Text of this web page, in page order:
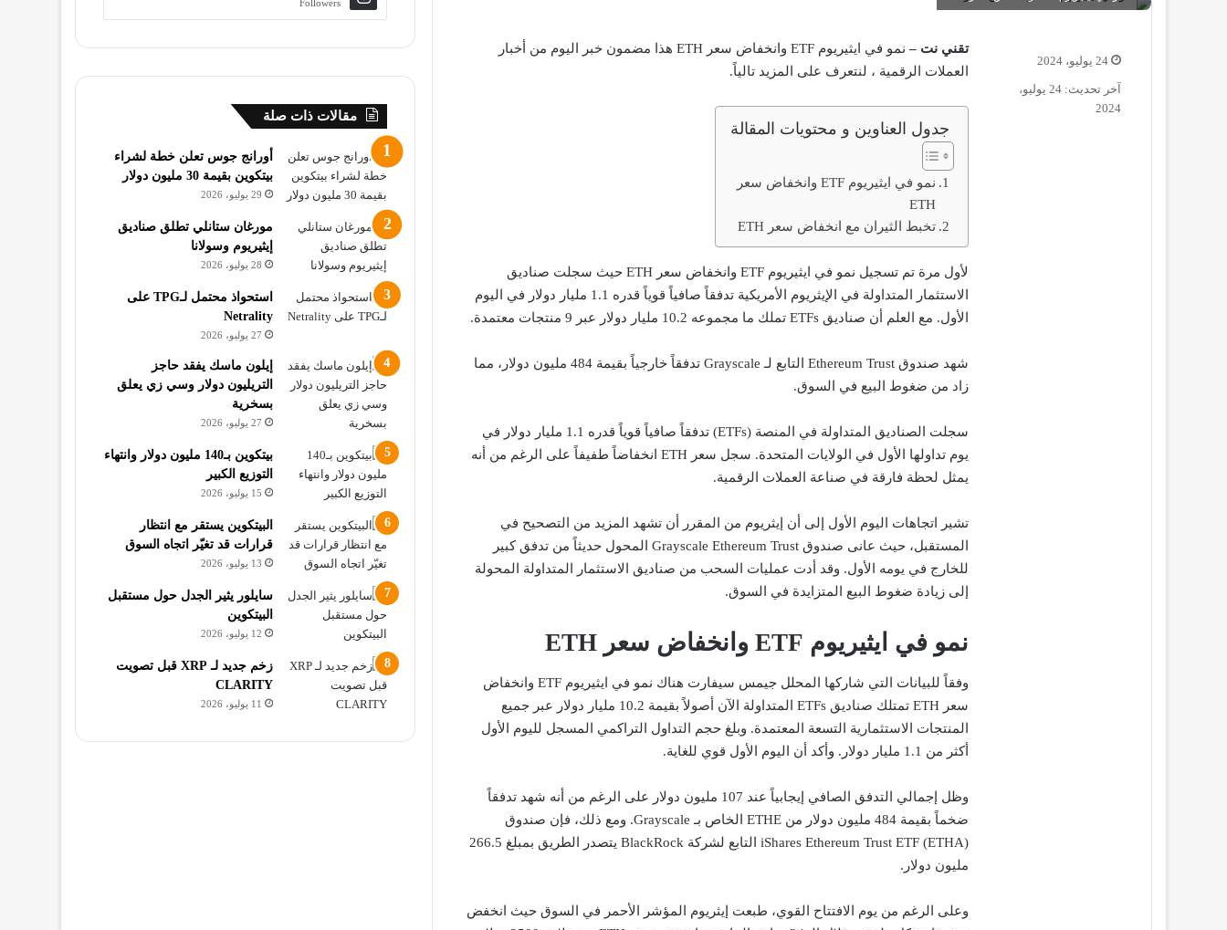
تقني نت –
نمو في ايثيريوم ETF وانخفاض ​​سعر ETH هذا مضمون خبر اليوم من أخبار
العملات الرقمية ، لنتعرف على المزيد تالياً.
جدول العناوين و محتويات المقالة
نمو في ايثيريوم ETF وانخفاض ​​سعر
ETH
تخبط الثيران مع انخفاض سعر ETH
لأول مرة تم تسجيل نمو في ايثيريوم ETF وانخفاض ​​سعر ETH حيث سجلت صناديق
الاستثمار المتداولة في الإيثريوم الأمريكية تدفقاً صافياً قوياً قدره 1.1 مليار دولار في اليوم
الأول. مع العلم أن صناديق ETFs تملك ما مجموعه 10.2 مليار دولار عبر 9 منتجات معتمدة.
شهد صندوق Ethereum Trust التابع لـ Grayscale تدفقاً خارجياً بقيمة 484 مليون دولار، مما
زاد من ضغوط البيع في السوق.
سجلت الصناديق المتداولة في المنصة (ETFs) تدفقاً صافياً قوياً قدره 1.1 مليار دولار في
يوم تداولها الأول في الولايات المتحدة. سجل سعر ETH انخفاضاً طفيفاً على الرغم من أنه
يمثل لحظة فارقة في صناعة العملات الرقمية.
تشير اتجاهات اليوم الأول إلى أن إيثريوم من المقرر أن تشهد المزيد من التصحيح في
المستقبل، حيث عانى صندوق Grayscale Ethereum Trust المحول حديثاً من تدفق كبير
للخارج في يومه الأول. وقد أدت عمليات السحب من صناديق الاستثمار المتداولة المحولة
إلى زيادة ضغوط البيع المتزايدة في السوق.
نمو في ايثيريوم ETF وانخفاض ​​سعر ETH
وفقاً للبيانات التي شاركها المحلل جيمس سيفارت هناك نمو في ايثيريوم ETF وانخفاض ​​
سعر ETH تمتلك صناديق ETFs المتداولة الآن أصولاً بقيمة 10.2 مليار دولار عبر جميع
المنتجات الاستثمارية التسعة المعتمدة. وبلغ حجم التداول التراكمي المسجل لليوم الأول
أكثر من 1.1 مليار دولار. وأكد أن اليوم الأول قوي للغاية.
وظل إجمالي التدفق الصافي إيجابياً عند 107 مليون دولار على الرغم من أنه شهد تدفقاً
ضخماً بقيمة 484 مليون دولار من ETHE الخاص بـ Grayscale. ومع ذلك، فإن صندوق
iShares Ethereum Trust ETF (ETHA) التابع لشركة BlackRock يتصدر الطريق بمبلغ 266.5
مليون دولار.
وعلى الرغم من يوم الافتتاح القوي، طبعت إيثريوم المؤشر الأحمر في السوق حيث انخفض
24 يوليو، 2024
آخر تحديث: 24 يوليو،
2024
Followers
مقالات ذات صلة
أورانج جوس تعلن خطة لشراء
بيتكوين بقيمة 30 مليون دولار
29 يوليو، 2026
مورغان ستانلي تطلق صناديق
إيثيريوم وسولانا
28 يوليو، 2026
استحواذ محتمل لـTPG على
Netrality
27 يوليو، 2026
إيلون ماسك يفقد حاجز
التريليون دولار وسي زي يعلق
بسخرية
27 يوليو، 2026
بيتكوين بـ140 مليون دولار وانتهاء
التوزيع الكبير
15 يوليو، 2026
البيتكوين يستقر مع انتظار
قرارات قد تغيّر اتجاه السوق
13 يوليو، 2026
سايلور يثير الجدل حول مستقبل
البيتكوين
12 يوليو، 2026
زخم جديد لـ XRP قبل تصويت
CLARITY
11 يوليو، 2026